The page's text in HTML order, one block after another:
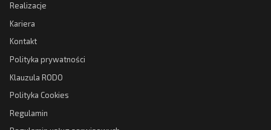
Realizacje
Kariera
Kontakt
Polityka prywatności
Klauzula RODO
Polityka Cookies
Regulamin